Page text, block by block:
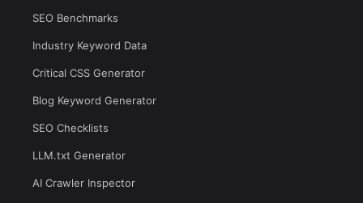
SEO Benchmarks
Industry Keyword Data
Critical CSS Generator
Blog Keyword Generator
SEO Checklists
LLM.txt Generator
AI Crawler Inspector